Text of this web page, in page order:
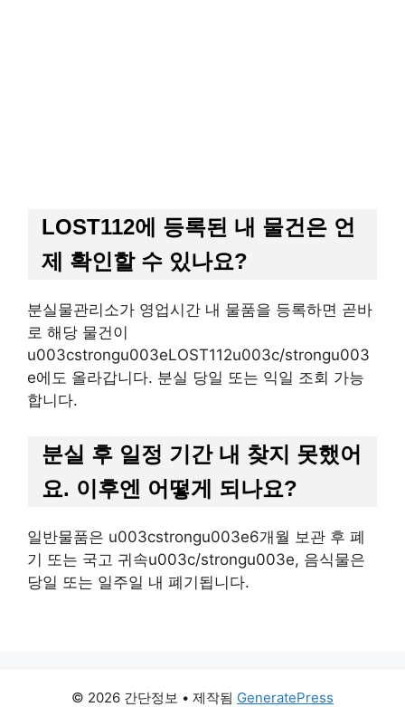
LOST112에 등록된 내 물건은 언
제 확인할 수 있나요?
분실물관리소가 영업시간 내 물품을 등록하면 곧바
로 해당 물건이
u003cstrongu003eLOST112u003c/strongu003
e에도 올라갑니다. 분실 당일 또는 익일 조회 가능
합니다.
분실 후 일정 기간 내 찾지 못했어
요. 이후엔 어떻게 되나요?
일반물품은 u003cstrongu003e6개월 보관 후 폐
기 또는 국고 귀속u003c/strongu003e, 음식물은
당일 또는 일주일 내 폐기됩니다.
© 2026 간단정보 • 제작됨 GeneratePress